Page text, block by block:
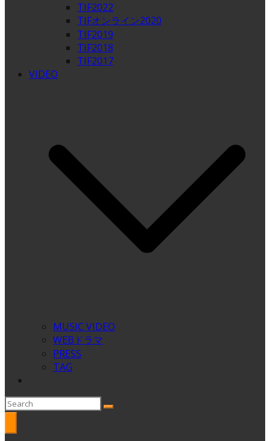
TIF2022
TIFオンライン2020
TIF2019
TIF2018
TIF2017
VIDEO
MUSIC VIDEO
WEBドラマ
PRESS
TAG